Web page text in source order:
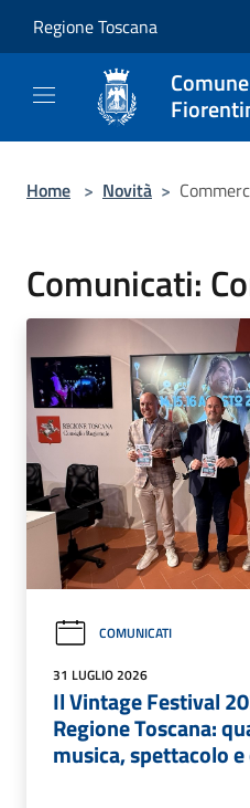
Regione Toscana
Home > Novità >
Comunicati:
COMUNICATI
31 LUGLIO 2026
Il Vintage Festival
Regione Toscana:
musica, spettacolo